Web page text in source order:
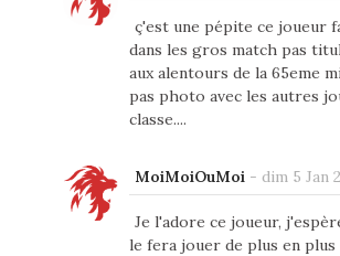
ç'est une pépite ce joueur
dans les gros match pas
aux alentours de la 65eme
pas photo avec les autres
classe....
MoiMoiOuMoi - dim 5 Jan
Je l'adore ce joueur,
le fera jouer de plus en plus